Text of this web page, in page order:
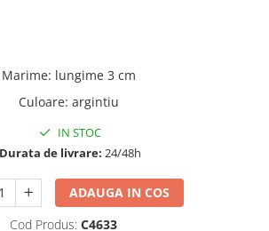
Marime: lungime 3 cm
Culoare: argintiu
IN STOC
Durata de livrare: 24/48h
ADAUGA IN COS
Cod Produs: C4633